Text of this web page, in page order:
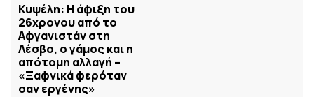
Κυψέλη: Η άφιξη του
26χρονου από το
Αφγανιστάν στη
Λέσβο, ο γάμος και η
απότομη αλλαγή –
«Ξαφνικά φερόταν
σαν εργένης»